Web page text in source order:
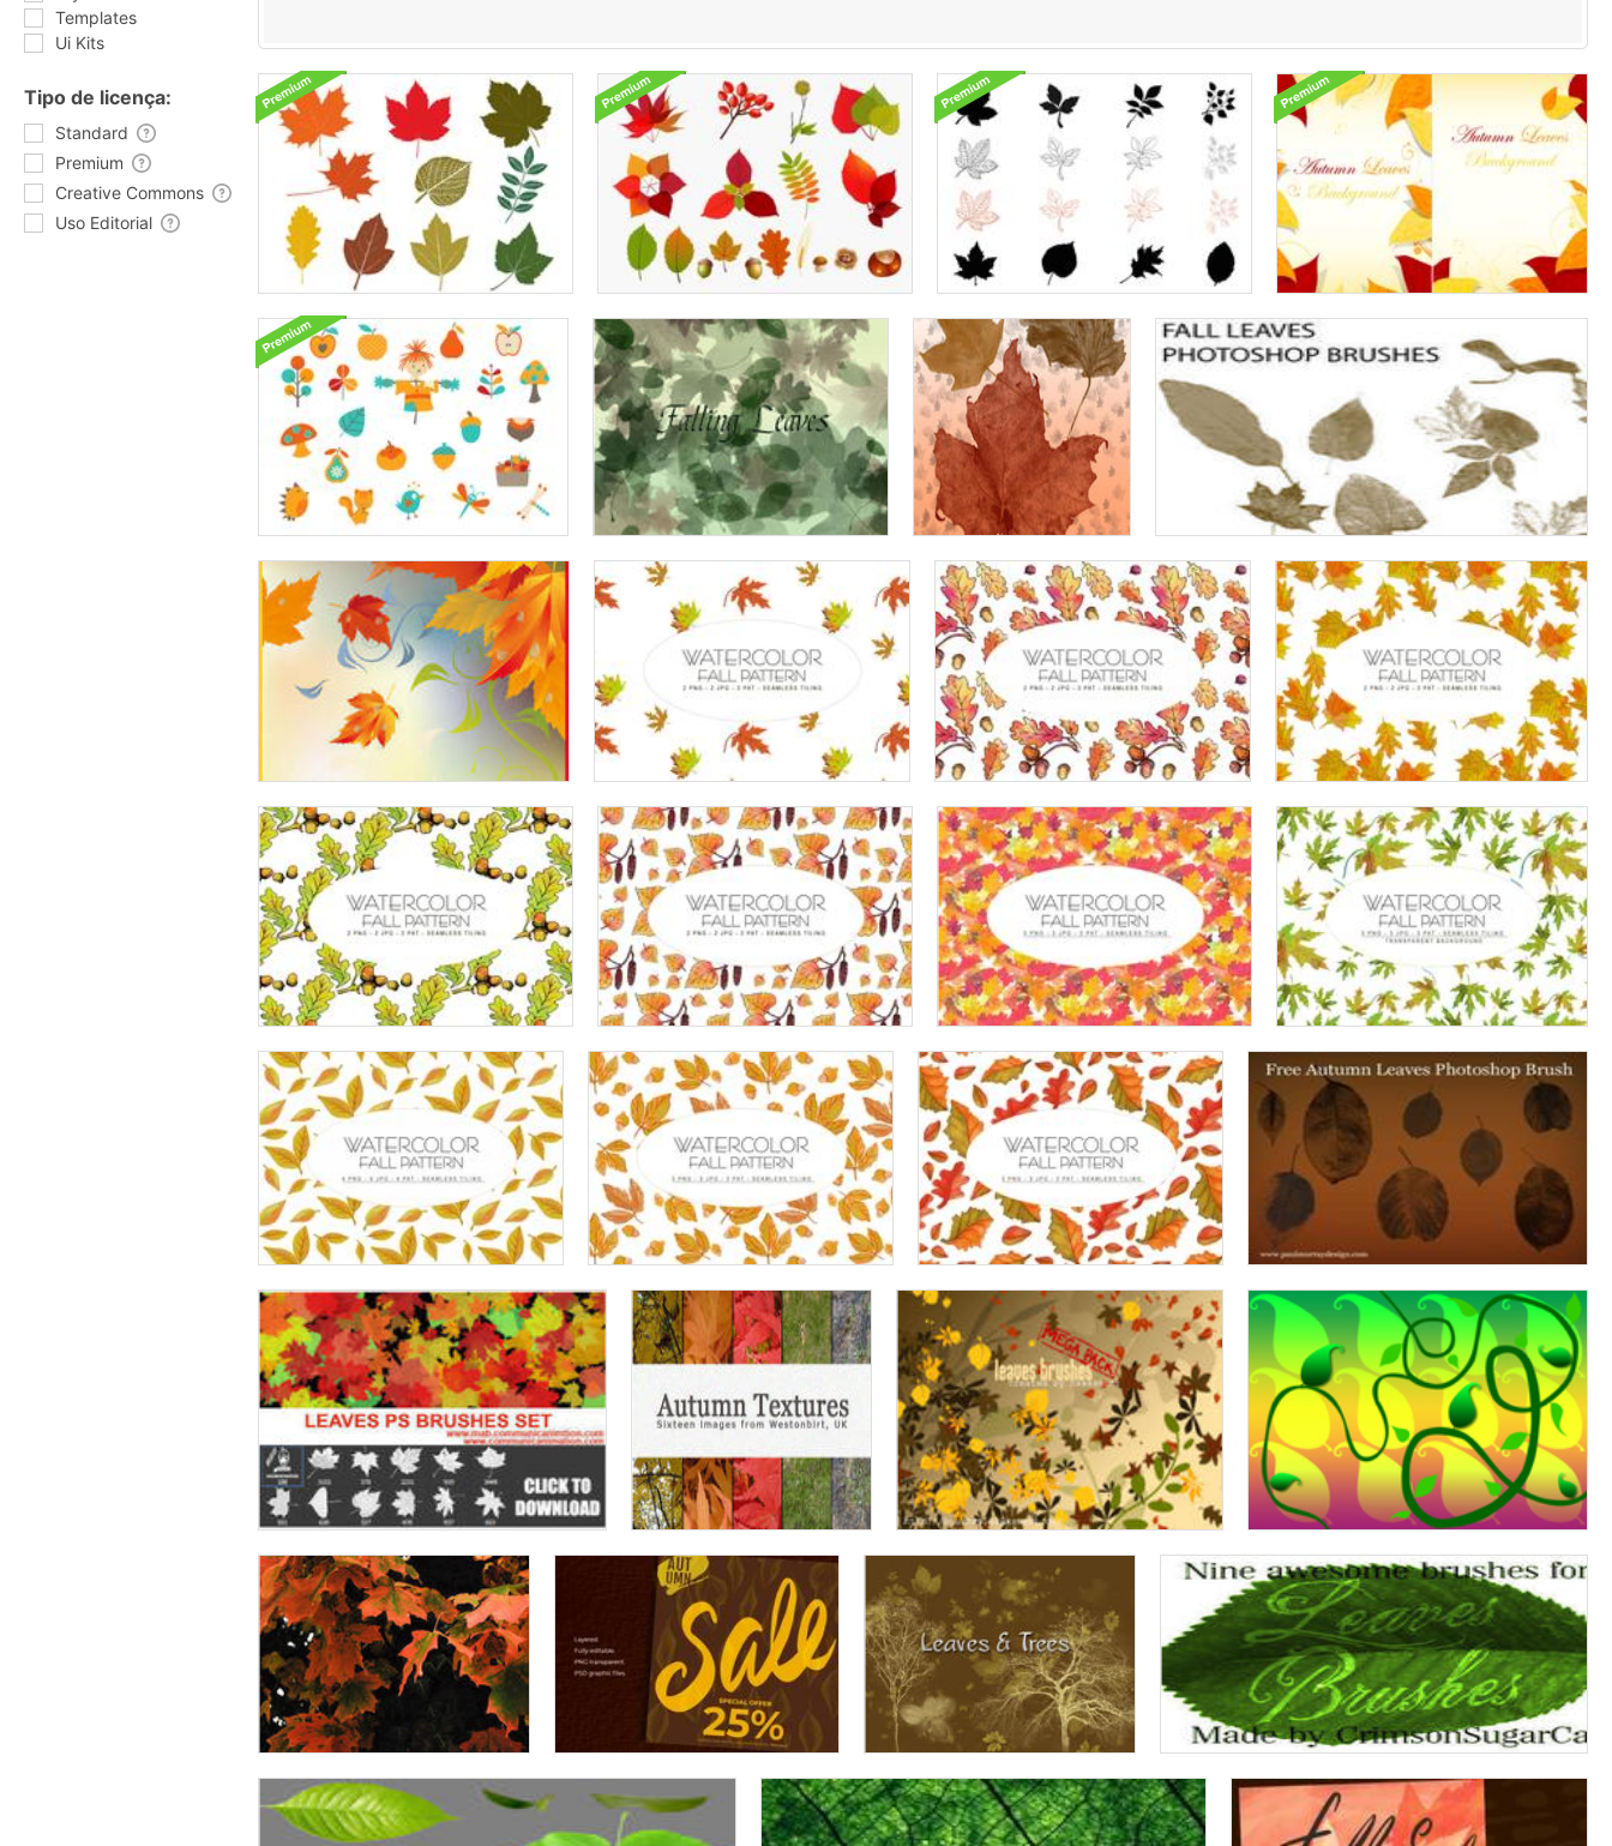
Templates
Ui Kits
Tipo de licença:
Standard
Premium
Creative Commons
Uso Editorial